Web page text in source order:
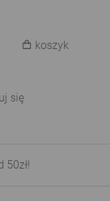
koszyk
się
50zł!